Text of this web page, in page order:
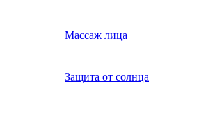
Массаж лица
Защита от солнца